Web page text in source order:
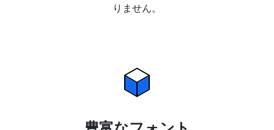
りません。